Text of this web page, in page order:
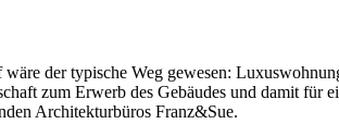
der typische Weg gewesen:
zum Erwerb des Gebäudes und damit für
Architekturbüros Franz&Sue.